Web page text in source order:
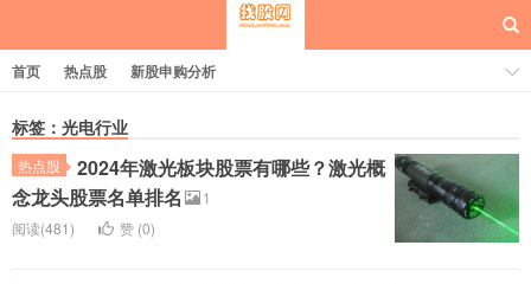
首页 热点股 新股申购分析
标签：光电行业
热点股
2024年激光板块股票有哪些？激光概
念龙头股票名单排名
1
阅读(481)
赞 (0)